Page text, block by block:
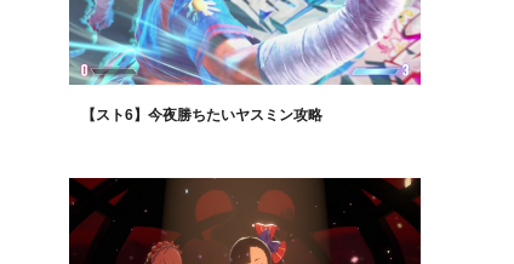
【スト6】今夜勝ちたいヤスミン攻略